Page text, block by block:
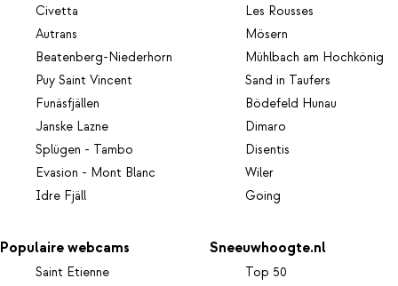
Civetta
Autrans
Beatenberg-Niederhorn
Puy Saint Vincent
Funäsfjällen
Janske Lazne
Splügen - Tambo
Evasion - Mont Blanc
Idre Fjäll
Les Rousses
Mösern
Mühlbach am Hochkönig
Sand in Taufers
Bödefeld Hunau
Dimaro
Disentis
Wiler
Going
Populaire webcams
Saint Etienne
Sneeuwhoogte.nl
Top 50